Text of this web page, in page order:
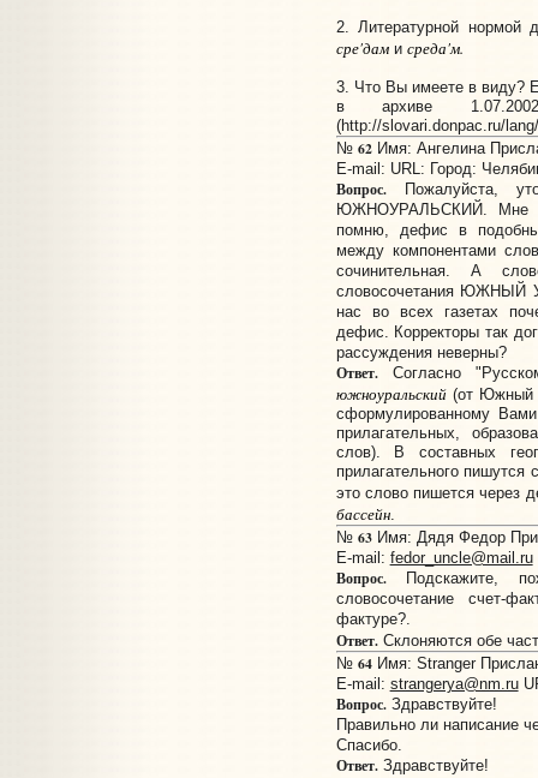
2. Литературной нормой
сре'дами среда'м.
3. Что Вы имеете в виду?
в архиве
(http://slovari.donpac.ru/
№ 62Имя: Ангелина
E-mail: URL: Город:
Вопрос.Пожалуйста,
ЮЖНОУРАЛЬСКИЙ. Мне
помню, дефис в
между компонентами
сочинительная. А
словосочетания
нас во всех газетах
дефис. Корректоры так
рассуждения неверны?
Ответ.Согласно
южноуральский(от Южный
сформулированному
прилагательных,
слов). В составных
прилагательного
это слово пишется через
бассейн.
№ 63Имя: Дядя Федор
E-mail: fedor_uncle@mail.ru
Вопрос.Подскажите,
словосочетание счет-
фактуре?.
Ответ.Склоняются обе
№ 64Имя: Stranger
E-mail: strangerya@nm.ru
Вопрос.Здравствуйте!
Правильно ли написание
Спасибо.
Ответ.Здравствуйте!